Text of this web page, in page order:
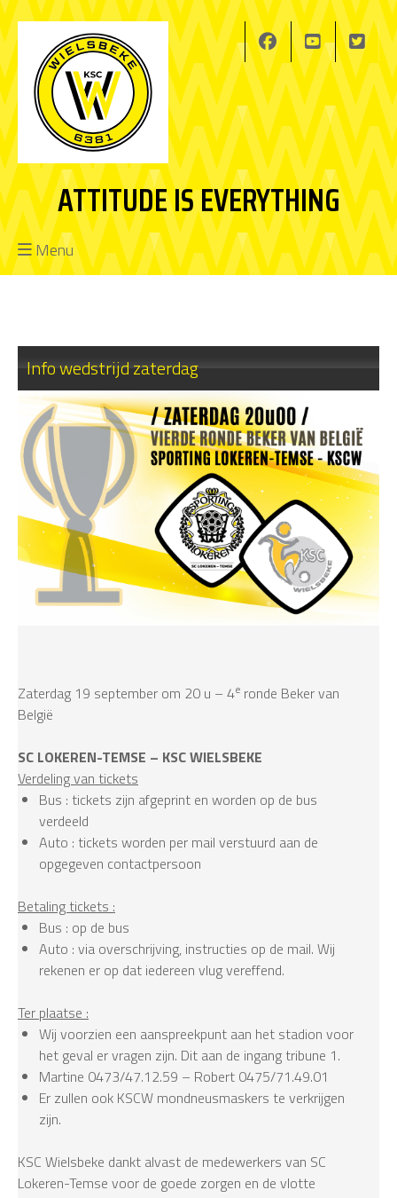
ATTITUDE IS EVERYTHING
Menu
Info wedstrijd zaterdag
Zaterdag 19 september om 20 u – 4e ronde Beker van
België
SC LOKEREN-TEMSE – KSC WIELSBEKE
Verdeling van tickets
Bus : tickets zijn afgeprint en worden op de bus
verdeeld
Auto : tickets worden per mail verstuurd aan de
opgegeven contactpersoon
Betaling tickets :
Bus : op de bus
Auto : via overschrijving, instructies op de mail. Wij
rekenen er op dat iedereen vlug vereffend.
Ter plaatse :
Wij voorzien een aanspreekpunt aan het stadion voor
het geval er vragen zijn. Dit aan de ingang tribune 1.
Martine 0473/47.12.59 – Robert 0475/71.49.01
Er zullen ook KSCW mondneusmaskers te verkrijgen
zijn.
KSC Wielsbeke dankt alvast de medewerkers van SC
Lokeren-Temse voor de goede zorgen en de vlotte